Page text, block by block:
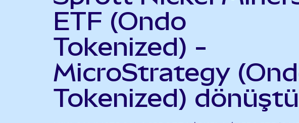
ETF (Ondo
Tokenized) -
MicroStrategy
Tokenized)